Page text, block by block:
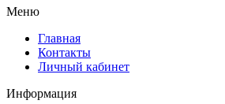
Меню
Главная
Контакты
Личный кабинет
Информация